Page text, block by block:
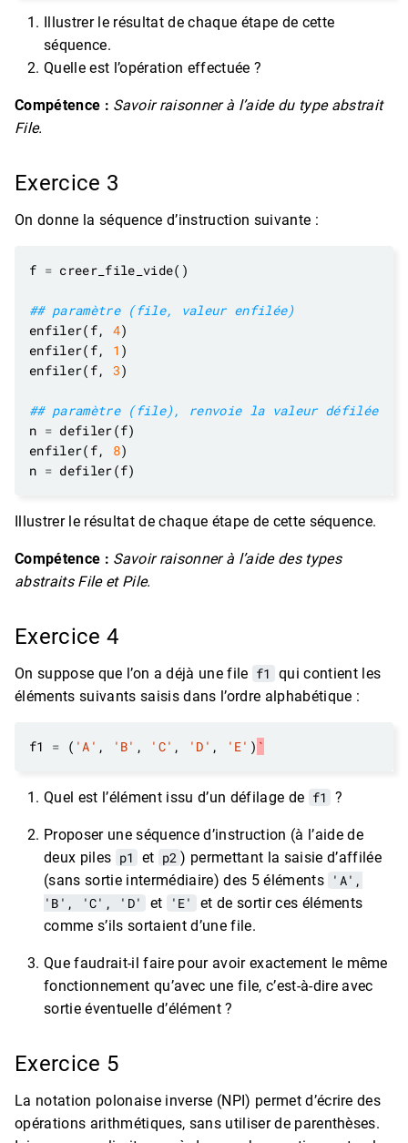
Illustrer le résultat de chaque étape de cette
séquence.
Quelle est l’opération effectuée ?
Compétence : Savoir raisonner à l’aide du type abstrait
File.
Exercice 3
On donne la séquence d’instruction suivante :
f =
## paramètre (file, valeur enfilée)
enfiler(f, 4
enfiler(f, 1
enfiler(f, 3
## paramètre (file), renvoie la valeur défilée
n =
enfiler(f, 8
n =
Illustrer le résultat de chaque étape de cette séquence.
Compétence : Savoir raisonner à l’aide des types
abstraits File et Pile.
Exercice 4
On suppose que l’on a déjà une file f1 qui contient les
éléments suivants saisis dans l’ordre alphabétique :
f1 = ( 'A' , 'B' , 'C' , 'D' , 'E' ) `
Quel est l’élément issu d’un défilage de f1 ?
Proposer une séquence d’instruction (à l’aide de
deux piles p1 et p2 ) permettant la saisie d’affilée
(sans sortie intermédiaire) des 5 éléments 'A',
'B', 'C', 'D'
et 'E'
et de sortir ces éléments
comme s’ils sortaient d’une file.
Que faudrait-il faire pour avoir exactement le même
fonctionnement qu’avec une file, c’est-à-dire avec
sortie éventuelle d’élément ?
Exercice 5
La notation polonaise inverse (NPI) permet d’écrire des
opérations arithmétiques, sans utiliser de parenthèses.